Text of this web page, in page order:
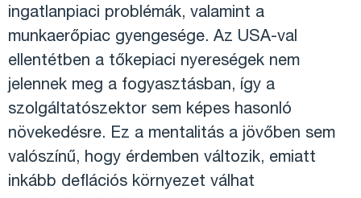
ingatlanpiaci problémák, valamint a
munkaerőpiac gyengesége. Az USA-val
ellentétben a tőkepiaci nyereségek nem
jelennek meg a fogyasztásban, így a
szolgáltatószektor sem képes hasonló
növekedésre. Ez a mentalitás a jövőben sem
valószínű, hogy érdemben változik, emiatt
inkább deflációs környezet válhat